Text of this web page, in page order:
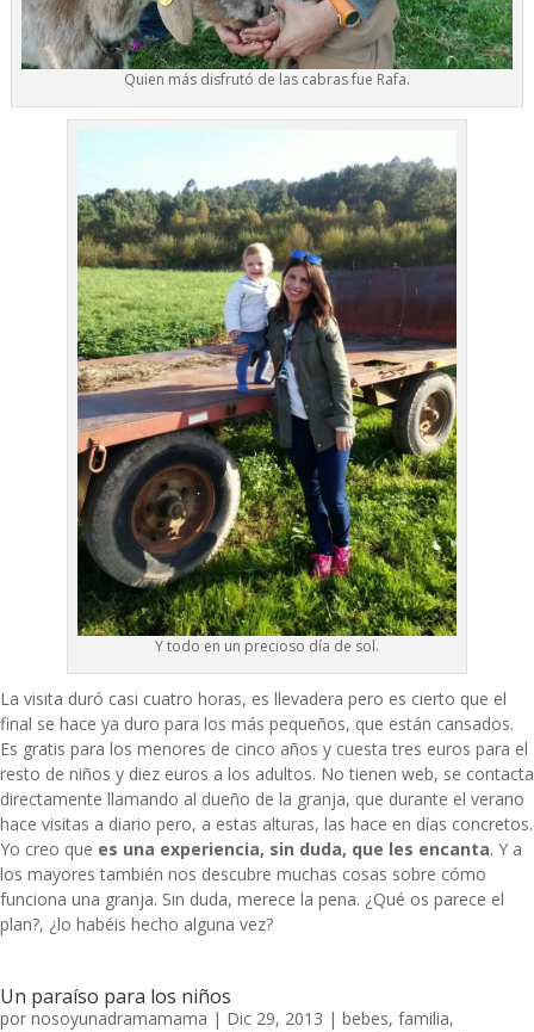
Quien más disfrutó de las cabras fue Rafa.
Y todo en un precioso día de sol.
La visita duró casi cuatro horas, es llevadera pero es cierto que el
final se hace ya duro para los más pequeños, que están cansados.
Es gratis para los menores de cinco años y cuesta tres euros para el
resto de niños y diez euros a los adultos. No tienen web, se contacta
directamente llamando al dueño de la granja, que durante el verano
hace visitas a diario pero, a estas alturas, las hace en días concretos.
Yo creo que es una experiencia, sin duda, que les encanta. Y a
los mayores también nos descubre muchas cosas sobre cómo
funciona una granja. Sin duda, merece la pena. ¿Qué os parece el
plan?, ¿lo habéis hecho alguna vez?
Un paraíso para los niños
por nosoyunadramamama | Dic 29, 2013 | bebes, familia,